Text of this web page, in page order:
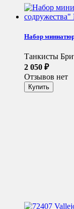
Набор
Танкисты
2 050 ₽
Отзывов нет